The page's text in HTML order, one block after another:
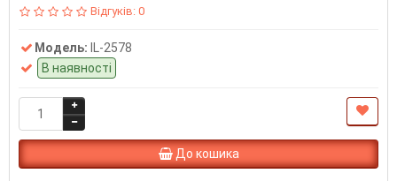
Відгуків: 0
Модель: IL-2578
В наявності
До кошика